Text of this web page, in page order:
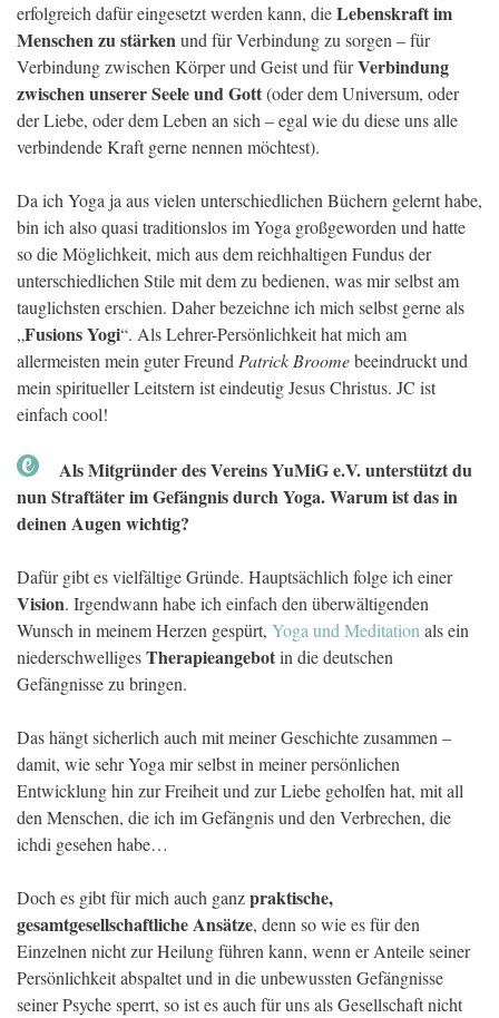
erfolgreich dafür eingesetzt werden kann, dieLebenskraft im
Menschen zu stärkenund für Verbindung zu sorgen – für
Verbindung zwischen Körper und Geist und fürVerbindung
zwischen unserer Seele und Gott(oder dem Universum, oder
der Liebe, oder dem Leben an sich – egal wie du diese uns alle
verbindende Kraft gerne nennen möchtest).
Da ich Yoga ja aus vielen unterschiedlichen Büchern gelernt habe,
bin ich also quasi traditionslos im Yoga großgeworden und hatte
so die Möglichkeit, mich aus dem reichhaltigen Fundus der
unterschiedlichen Stile mit dem zu bedienen, was mir selbst am
tauglichsten erschien. Daher bezeichne ich mich selbst gerne als
„Fusions Yogi“. Als Lehrer-Persönlichkeit hat mich am
allermeisten mein guter Freund Patrick Broomebeeindruckt und
mein spiritueller Leitstern ist eindeutig Jesus Christus. JC ist
einfach cool!
Als Mitgründer des Vereins YuMiG e.V. unterstützt du
nun Straftäter im Gefängnis durch Yoga. Warum ist das in
deinen Augen wichtig?
Dafür gibt es vielfältige Gründe. Hauptsächlich folge ich einer
Vision. Irgendwann habe ich einfach den überwältigenden
Wunsch in meinem Herzen gespürt, Yoga und Meditation als ein
niederschwelligesTherapieangebotin die deutschen
Gefängnisse zu bringen.
Das hängt sicherlich auch mit meiner Geschichte zusammen –
damit, wie sehr Yoga mir selbst in meiner persönlichen
Entwicklung hin zur Freiheit und zur Liebe geholfen hat, mit all
den Menschen, die ich im Gefängnis und den Verbrechen, die
ichdi gesehen habe…
Doch es gibt für mich auch ganzpraktische,
gesamtgesellschaftliche Ansätze, denn so wie es für den
Einzelnen nicht zur Heilung führen kann, wenn er Anteile seiner
Persönlichkeit abspaltet und in die unbewussten Gefängnisse
seiner Psyche sperrt, so ist es auch für uns als Gesellschaft nicht